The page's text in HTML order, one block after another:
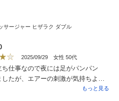
サージャー ヒザラク ダブル
2025/09/29 女性 50代
ち仕事なので夜には足がパンパン
したが、エアーの刺激が気持ちよく
ッと軽くなり翌日の朝も足が軽いで
もっと見る